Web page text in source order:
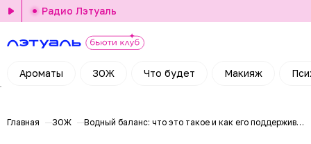
Ароматы ЗОЖ Что будет Макияж
Радио Лэтуаль
Главная ЗОЖ Водный баланс: что это такое и как его поддерживать